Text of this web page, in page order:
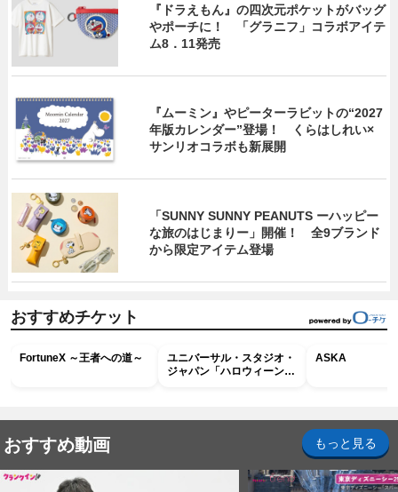
『ドラえもん』の四次元ポケットがバッグ
やポーチに！ 「グラニフ」コラボアイテ
ム8．11発売
『ムーミン』やピーターラビットの“2027
年版カレンダー”登場！ くらはしれい×
サンリオコラボも新展開
「SUNNY SUNNY PEANUTS ーハッピー
な旅のはじまりー」開催！ 全9ブランド
から限定アイテム登場
おすすめチケット
FortuneX ～王者への道～
ユニバーサル・スタジオ・
ジャパン「ハロウィーン・
ASKA
おすすめ動画 もっと見る